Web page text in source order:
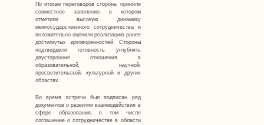
По итогам переговоров стороны приняли
совместное заявление, в котором
отметили высокую динамику
межгосударственного сотрудничества и
положительно оценили реализацию ранее
достигнутых договоренностей. Стороны
подтвердили готовность углублять
двусторонние отношения в
образовательной, научной,
просветительской, культурной и других
областях.
Во время встречи был подписан ряд
документов о развитии взаимодействия в
сфере образования, в том числе
соглашение о сотрудничестве в области